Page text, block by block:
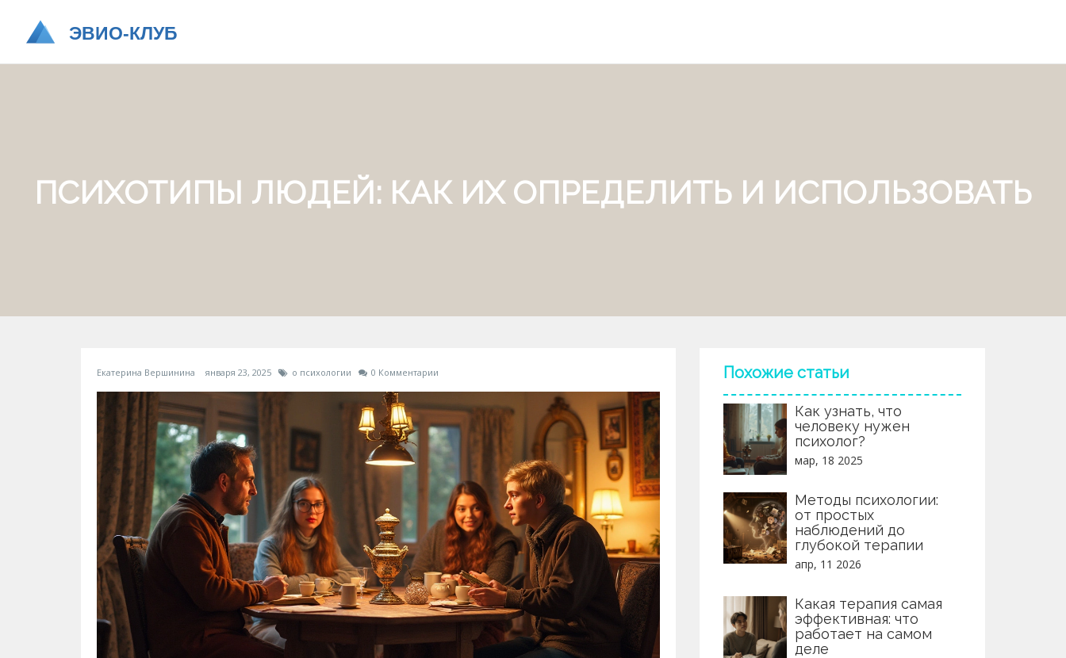
ПСИХОТИПЫ ЛЮДЕЙ: КАК ИХ ОПРЕДЕЛИТЬ И ИСПОЛЬЗОВАТЬ
Екатерина Вершинина января 23, 2025 о психологии 0 Комментарии Похожие статьи
Как узнать, что
человеку нужен
психолог?
мар, 18 2025
Методы психологии:
от простых
наблюдений до
глубокой терапии
апр, 11 2026
Какая терапия самая
эффективная: что
работает на самом
деле